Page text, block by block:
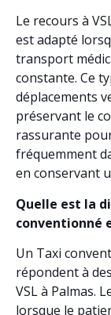
Le recours à
est adapté
transport
constante. Ce
déplacements
préservant le
rassurante
fréquemment
en conservant
Quelle est la
conventionné
Un Taxi
répondent à
VSL à Palmas.
lorsque le